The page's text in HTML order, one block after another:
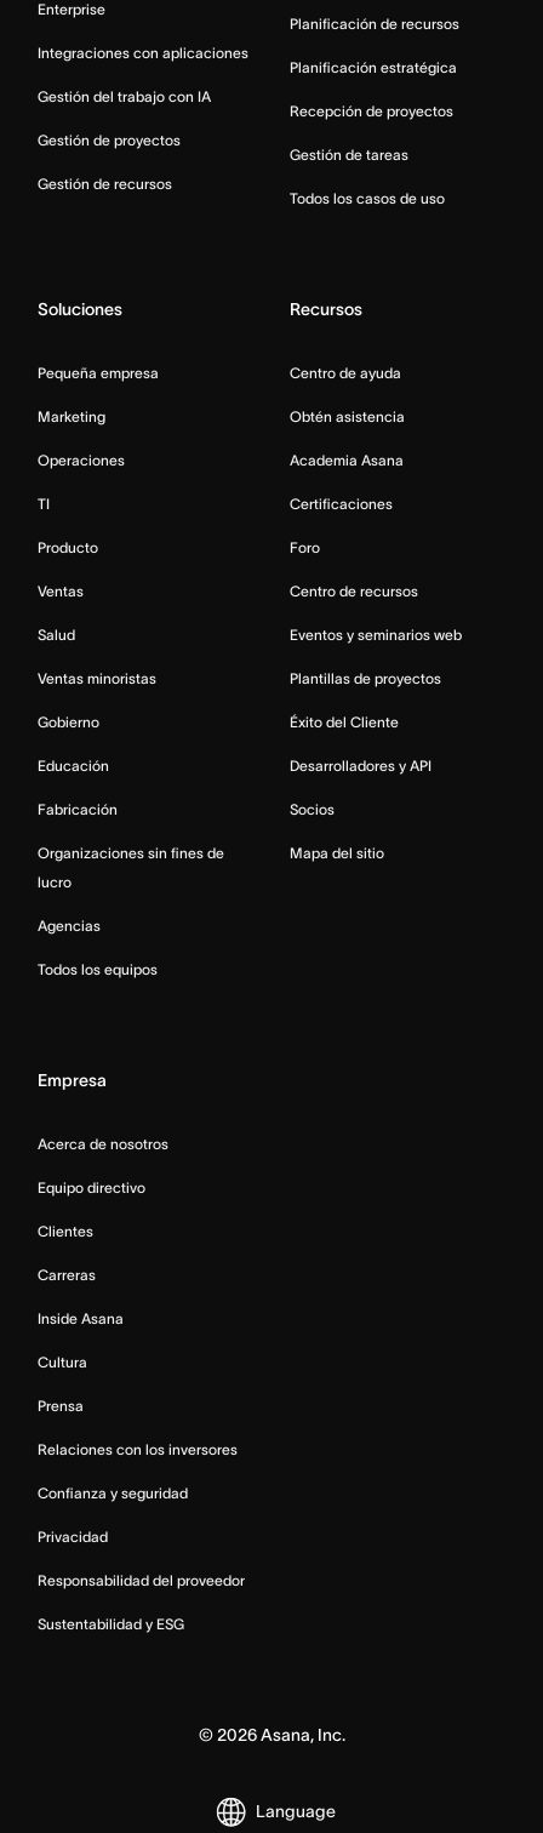
Enterprise
Integraciones con aplicaciones
Gestión del trabajo con IA
Gestión de proyectos
Gestión de recursos
Planificación de recursos
Planificación estratégica
Recepción de proyectos
Gestión de tareas
Todos los casos de uso
Soluciones
Pequeña empresa
Marketing
Operaciones
TI
Producto
Ventas
Salud
Ventas minoristas
Gobierno
Educación
Fabricación
Organizaciones sin fines de
lucro
Agencias
Todos los equipos
Recursos
Centro de ayuda
Obtén asistencia
Academia Asana
Certificaciones
Foro
Centro de recursos
Eventos y seminarios web
Plantillas de proyectos
Éxito del Cliente
Desarrolladores y API
Socios
Mapa del sitio
Empresa
Acerca de nosotros
Equipo directivo
Clientes
Carreras
Inside Asana
Cultura
Prensa
Relaciones con los inversores
Confianza y seguridad
Privacidad
Responsabilidad del proveedor
Sustentabilidad y ESG
© 2026Asana, Inc.
Language